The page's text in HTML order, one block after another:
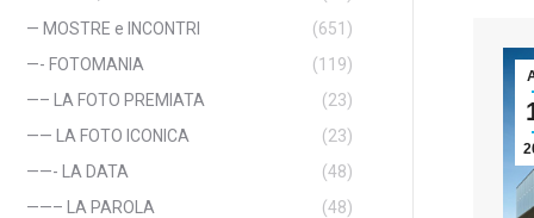
— MOSTRE e INCONTRI
(651)
—- FOTOMANIA
(119)
—– LA FOTO PREMIATA
(23)
—— LA FOTO ICONICA
(23)
——- LA DATA
(48)
——– LA PAROLA
(48)